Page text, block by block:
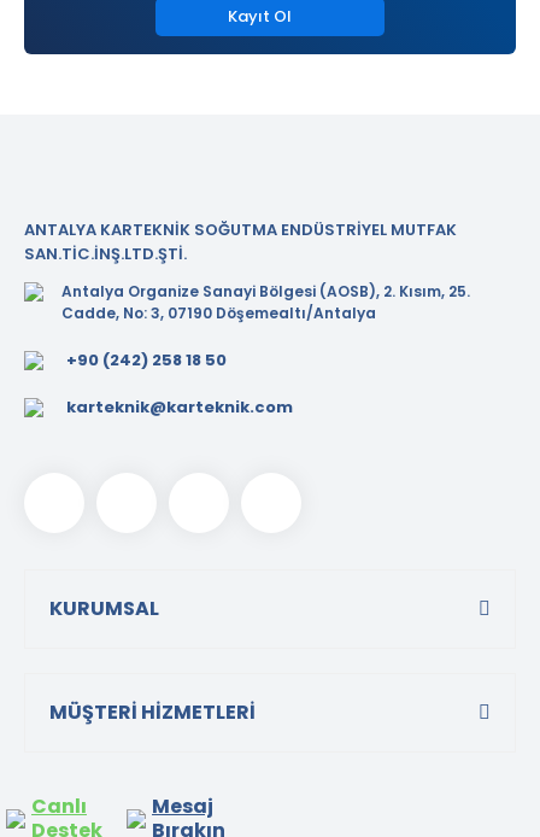
Kayıt Ol
ANTALYA KARTEKNİK SOĞUTMA ENDÜSTRİYEL MUTFAK
SAN.TİC.İNŞ.LTD.ŞTİ.
Antalya Organize Sanayi Bölgesi (AOSB), 2. Kısım, 25.
Cadde, No: 3, 07190 Döşemealtı/Antalya
+90 (242) 258 18 50
karteknik@karteknik.com
KURUMSAL
MÜŞTERİ HİZMETLERİ
Canlı
Destek
Mesaj
Bırakın